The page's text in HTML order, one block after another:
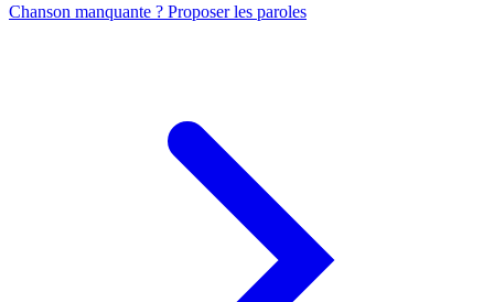
Chanson manquante ? Proposer les paroles